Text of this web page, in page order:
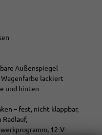
Außenspiegel
lackiert
und hinten
– fest, nicht klappbar,
12-V-